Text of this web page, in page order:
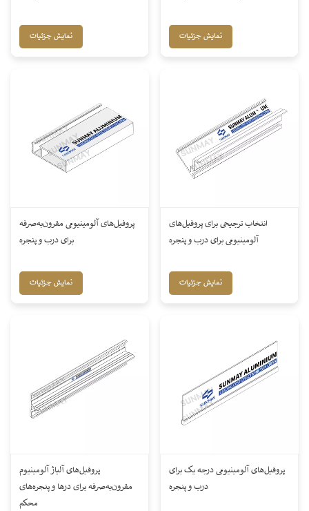
نمایش جزئیات نمایش جزئیات
پروفیل‌های آلومینیومی مقرون‌به‌صرفه
برای درب و پنجره
نمایش جزئیات
انتخاب ترجیحی برای پروفیل‌های
آلومینیومی برای درب و پنجره
نمایش جزئیات
پروفیل‌های آلیاژ آلومینیوم
مقرون‌به‌صرفه برای درها و پنجره‌های
محکم
پروفیل‌های آلومینیومی درجه یک برای
درب و پنجره